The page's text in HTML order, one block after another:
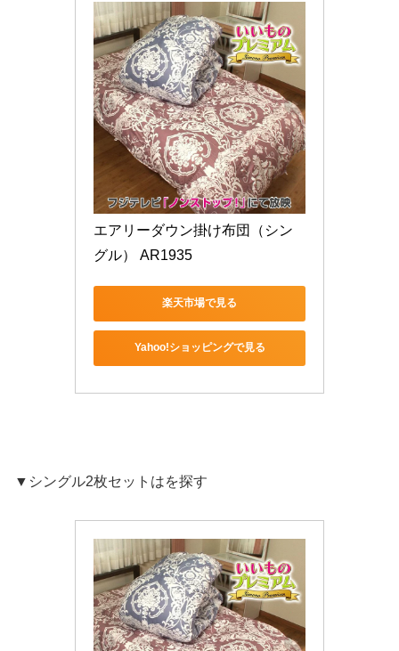
エアリーダウン掛け布団（シン
グル） AR1935
楽天市場で見る
Yahoo!ショッピングで見る
▼シングル2枚セットはを探す